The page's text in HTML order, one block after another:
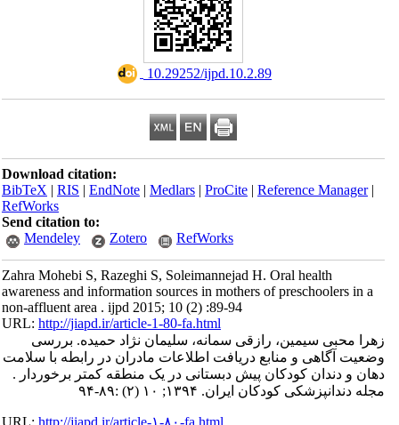
‎ 10.29252/ijpd.10.2.89
Download citation:
BibTeX|RIS|EndNote|Medlars|ProCite|Reference Manager
RefWorks
Send citation to:
Mendeley
Zotero RefWorks
Zahra Mohebi S, Razeghi S, Soleimannejad H. Oral health
awareness and information sources in mothers of preschoolers in a
non-affluent area . ijpd 2015; 10 (2) :89-94
URL:http://jiapd.ir/article-1-80-fa.html
زهرا محبی سیمین، رازقی سمانه، سلیمان نژاد حمیده. بررسی
وضعیت آگاهی و منابع دریافت اطلاعات مادران در رابطه با سلامت
دهان و دندان کودکان پیش دبستانی در یک منطقه کمتر برخوردار .
مجله دندانپزشکی کودکان ایران. ۱۳۹۴; ۱۰ (۲) :۸۹-۹۴
URL:http://jiapd.ir/article-۱-۸۰-fa.html